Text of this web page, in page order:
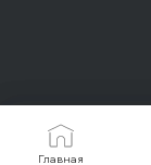
Главная
Главная
©